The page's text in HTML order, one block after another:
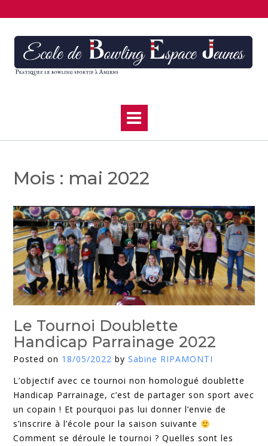
to
Mois : mai 2022
Le Tournoi Doublette
Handicap Parrainage 2022
Posted on 18/05/2022 by Sabine RIPAMONTI
L’objectif avec ce tournoi non homologué doublette
Handicap Parrainage, c’est de partager son sport avec
un copain ! Et pourquoi pas lui donner l’envie de
s’inscrire à l’école pour la saison suivante
Comment se déroule le tournoi ? Quelles sont les